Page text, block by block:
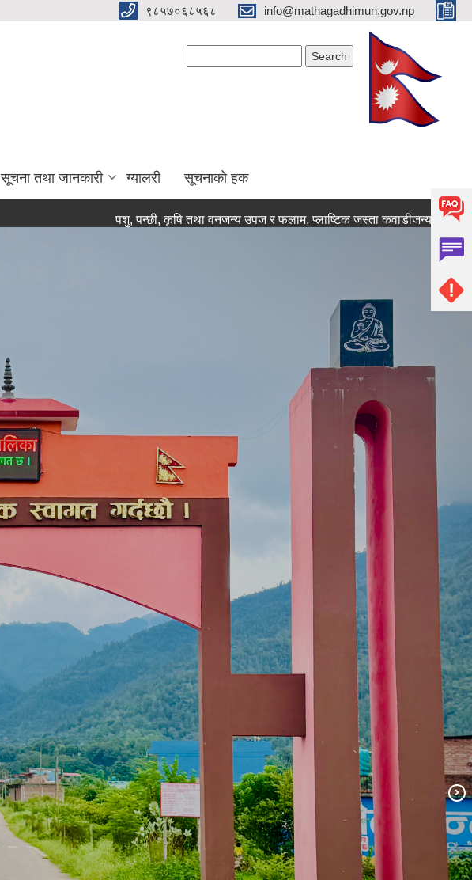
९८५७०६८५६८ info@mathagadhimun.gov.np
सूचना तथा जानकारी ग्यालरी सूचनाको हक
पशु, पन्छी, कृषि तथा वनजन्य उपज र फलाम, प्लाष्टिक जस्ता कवाडीजन्य वस्तुहरुको